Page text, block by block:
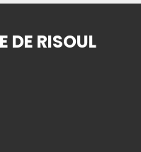
DE RISOUL